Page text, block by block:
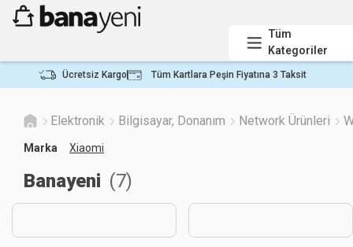
Tüm
Kategoriler
Ücretsiz Kargo Tüm Kartlara Peşin Fiyatına 3 Taksit
Elektronik Bilgisayar, Donanım Network Ürünleri
Marka Xiaomi
Banayeni (7)